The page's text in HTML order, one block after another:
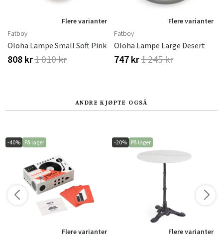
Flere varianter
Fatboy
Oloha Lampe Small Soft Pink
808 kr1 010 kr
Flere varianter
Fatboy
Oloha Lampe Large Desert
747 kr1 245 kr
ANDRE KJØPTE OGSÅ
-40% På lager
Flere varianter
-20% På lager
Flere varianter